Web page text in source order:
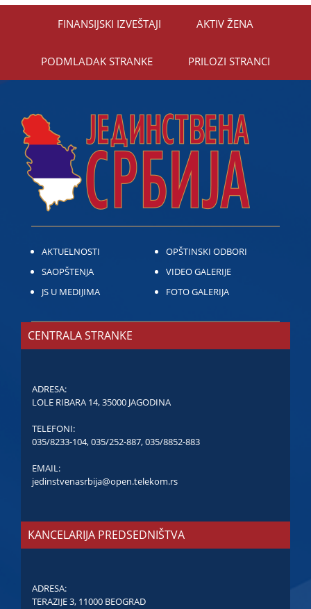
FINANSIЈSKI IZVEŠTAЈI AKTIV ŽENA
PODMLADAK STRANKE PRILOZI STRANCI
AKTUELNOSTI
SAOPŠTENJA
JS U MEDIJIMA
OPŠTINSKI ODBORI
VIDEO GALERIJE
FOTO GALERIJA
CENTRALA STRANKE
ADRESA:
LOLE RIBARA 14, 35000 JAGODINA
TELEFONI:
035/8233-104,035/252-887,035/8852-883
EMAIL:
jedinstvenasrbija@open.telekom.rs
KANCELARIJA PREDSEDNIŠTVA
ADRESA:
TERAZIJE 3, 11000 BEOGRAD